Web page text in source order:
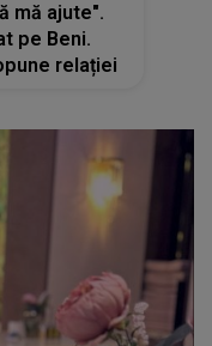
mă ajute".
pe Beni.
relației